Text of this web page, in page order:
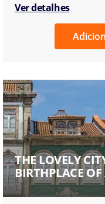
Ver detalhes
THE LOVELY
BIRTHPLACE